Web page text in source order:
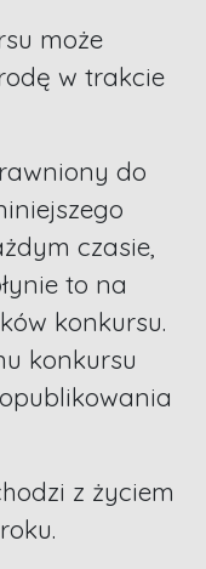
może
w trakcie
do
czasie,
to na
konkursu.
konkursu
z życiem